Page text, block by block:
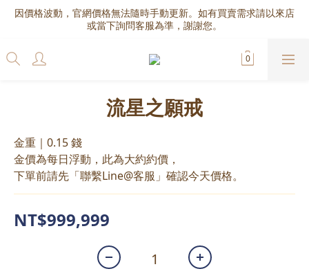
因價格波動，官網價格無法隨時手動更新。如有買賣需求請以來店
或當下詢問客服為準，謝謝您。
流星之願戒
金重｜0.15 錢
金價為每日浮動，此為大約約價，
下單前請先「聯繫Line@客服」確認今天價格。
NT$999,999